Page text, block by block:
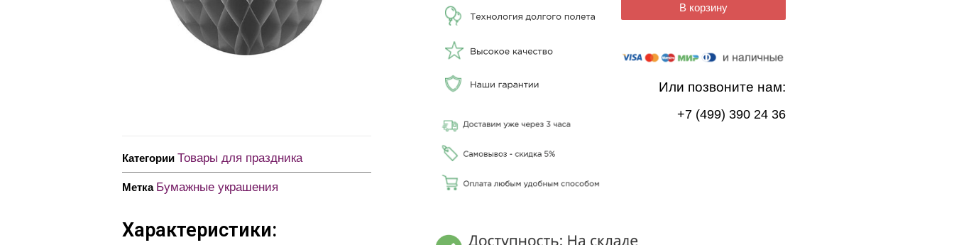
Категории Товары для праздника
Метка Бумажные украшения
Характеристики:
В корзину
Или позвоните нам:
+7 (499) 390 24 36